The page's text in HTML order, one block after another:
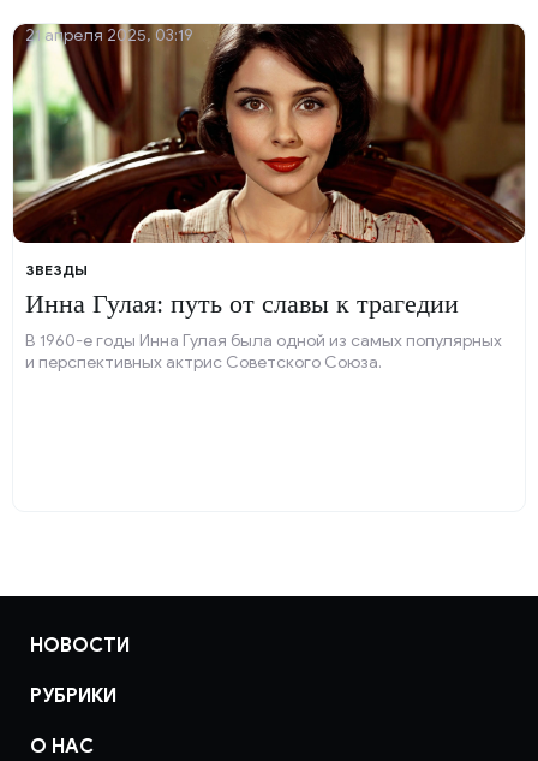
ЗВЕЗДЫ
Инна Гулая: путь от славы к трагедии
В 1960-е годы Инна Гулая была одной из самых популярных
и перспективных актрис Советского Союза.
21 апреля 2025, 03:19
НОВОСТИ
РУБРИКИ
О НАС